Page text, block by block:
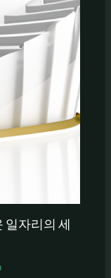
일자리의 세